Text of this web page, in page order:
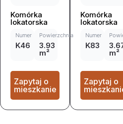
Komórka
lokatorska
Numer
K46
Powierzchnia
3.93
m²
Zapytaj o
mieszkanie
Komórka
lokatorska
Numer
K83
m²
Zapytaj o